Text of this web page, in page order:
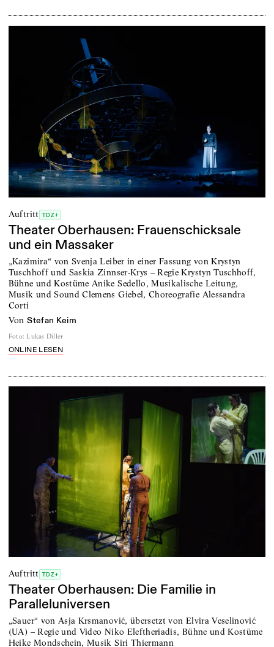
Auftritt TDZ+
Theater Oberhausen: Frauenschicksale
und ein Massaker
„Kazimira“ von Svenja Leiber in einer Fassung von Krystyn
Tuschhoff und Saskia Zinnser-Krys – Regie Krystyn Tuschhoff,
Bühne und Kostüme Anike Sedello, Musikalische Leitung,
Musik und Sound Clemens Giebel, Choreografie Alessandra
Corti
von Stefan Keim
Foto: Lukas Diller
ONLINE LESEN
Auftritt TDZ+
Theater Oberhausen: Die Familie in
Paralleluniversen
„Sauer“ von Asja Krsmanović, übersetzt von Elvira Veselinović
(UA) – Regie und Video Niko Eleftheriadis, Bühne und Kostüme
Heike Mondschein, Musik Siri Thiermann